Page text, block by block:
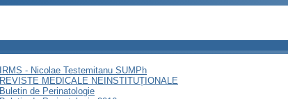
IRMS - Nicolae Testemitanu SUMPh
REVISTE MEDICALE NEINSTITUȚIONALE
Buletin de Perinatologie